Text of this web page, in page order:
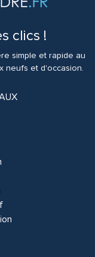
clics !
simple et rapide au
neufs et d'occasion.